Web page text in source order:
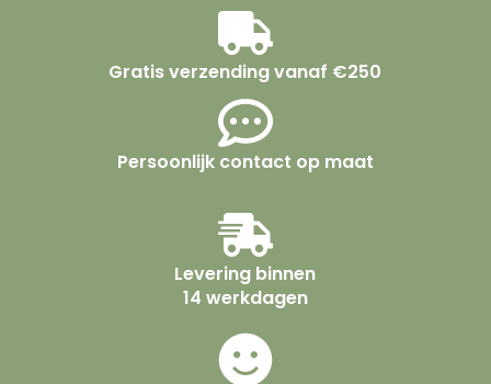
Gratis verzending vanaf €250
Persoonlijk contact op maat
Levering binnen
14 werkdagen